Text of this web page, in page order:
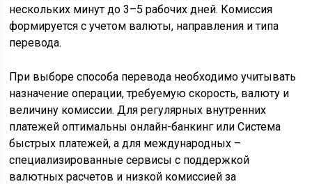
нескольких минут до 3–5 рабочих дней. Комиссия
формируется с учетом валюты, направления и типа
перевода.
При выборе способа перевода необходимо учитывать
назначение операции, требуемую скорость, валюту и
величину комиссии. Для регулярных внутренних
платежей оптимальны онлайн-банкинг или Система
быстрых платежей, а для международных –
специализированные сервисы с поддержкой
валютных расчетов и низкой комиссией за